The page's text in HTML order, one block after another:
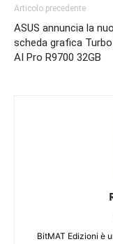
Articolo precedente
ASUS annuncia la
scheda grafica
AI Pro R9700 32GB
BitMAT Edizioni è